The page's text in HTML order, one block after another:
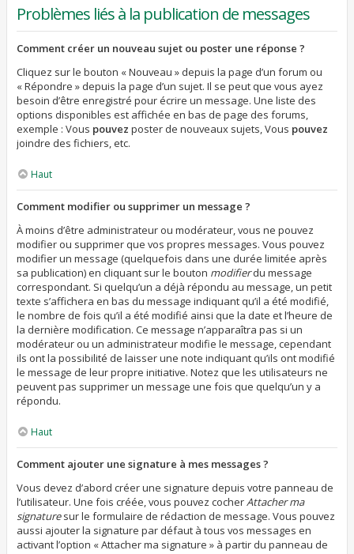
Problèmes liés à la publication de messages
Comment créer un nouveau sujet ou poster une réponse ?
Cliquez sur le bouton « Nouveau » depuis la page d’un forum ou
« Répondre » depuis la page d’un sujet. Il se peut que vous ayez
besoin d’être enregistré pour écrire un message. Une liste des
options disponibles est affichée en bas de page des forums,
exemple : Vous pouvez poster de nouveaux sujets, Vous pouvez
joindre des fichiers, etc.
Haut
Comment modifier ou supprimer un message ?
À moins d’être administrateur ou modérateur, vous ne pouvez
modifier ou supprimer que vos propres messages. Vous pouvez
modifier un message (quelquefois dans une durée limitée après
sa publication) en cliquant sur le bouton modifierdu message
correspondant. Si quelqu’un a déjà répondu au message, un petit
texte s’affichera en bas du message indiquant qu’il a été modifié,
le nombre de fois qu’il a été modifié ainsi que la date et l’heure de
la dernière modification. Ce message n’apparaîtra pas si un
modérateur ou un administrateur modifie le message, cependant
ils ont la possibilité de laisser une note indiquant qu’ils ont modifié
le message de leur propre initiative. Notez que les utilisateurs ne
peuvent pas supprimer un message une fois que quelqu’un y a
répondu.
Haut
Comment ajouter une signature à mes messages ?
Vous devez d’abord créer une signature depuis votre panneau de
l’utilisateur. Une fois créée, vous pouvez cocherAttacher ma
signaturesur le formulaire de rédaction de message. Vous pouvez
aussi ajouter la signature par défaut à tous vos messages en
activant l’option « Attacher ma signature » à partir du panneau de